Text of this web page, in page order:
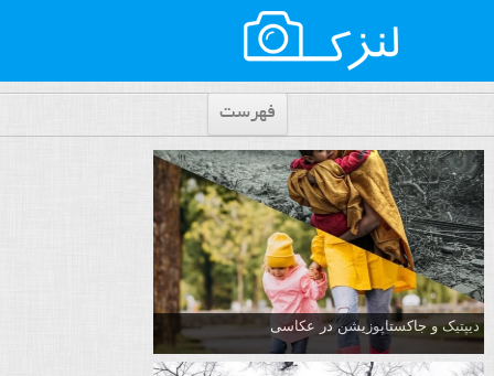
فهرست
دیپتیک و جاکستا‌پوزیشن در عکاسی